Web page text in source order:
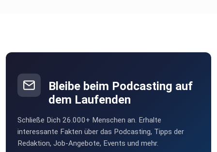
Bleibe beim Podcasting auf
dem Laufenden
Schließe Dich 26.000+ Menschen an. Erhalte
interessante Fakten über das Podcasting, Tipps der
Redaktion, Job-Angebote, Events und mehr.